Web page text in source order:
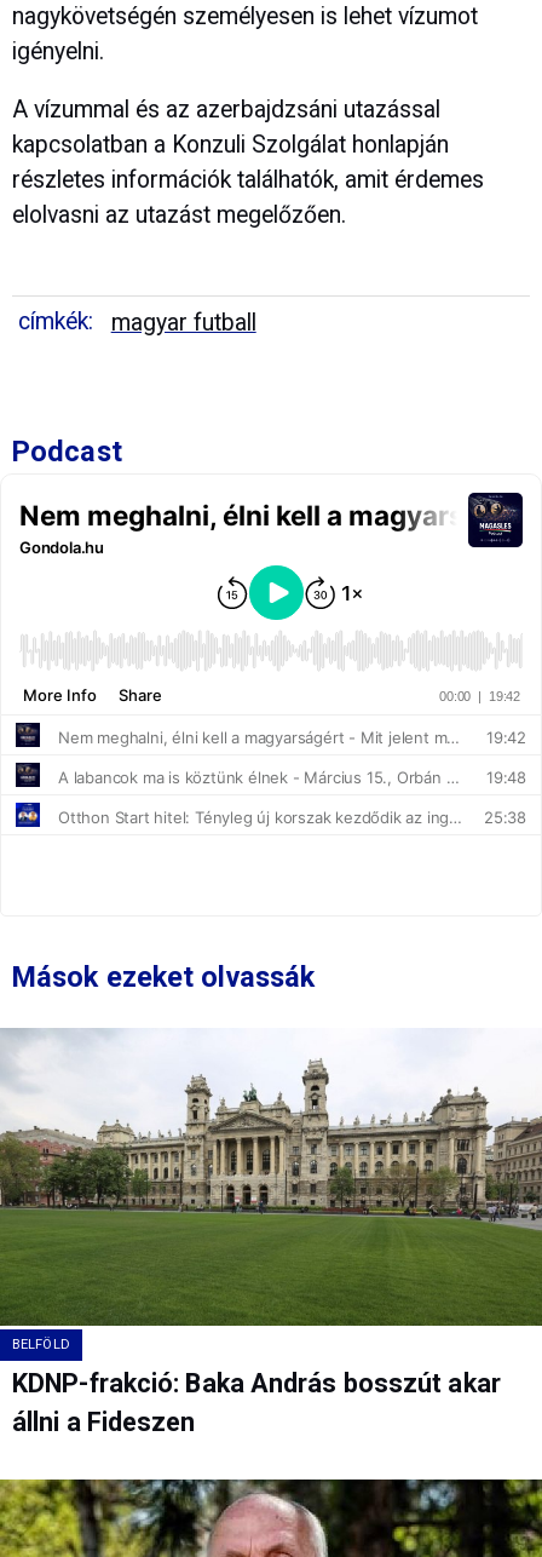
nagykövetségén személyesen is lehet vízumot
igényelni.
A vízummal és az azerbajdzsáni utazással
kapcsolatban a Konzuli Szolgálat honlapján
részletes információk találhatók, amit érdemes
elolvasni az utazást megelőzően.
címkék: magyar futball
Podcast
Mások ezeket olvassák
BELFÖLD
KDNP-frakció: Baka András bosszút akar
állni a Fideszen